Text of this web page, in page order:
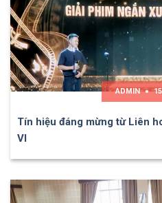
ADMIN
Tín hiệu đáng mừng từ Liên
VI